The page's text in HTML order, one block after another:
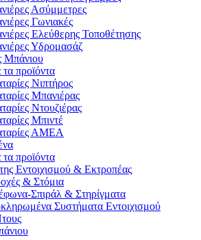
Ασύμμετρες
Γωνιακές
Ελεύθερης Τοποθέτησης
Υδρομασάζ
Μπάνιου
προϊόντα
Νιπτήρος
Μπανιέρας
Ντουζιέρας
Μπιντέ
ΑΜΕΑ
προϊόντα
Εντοιχισμού & Εκτροπέας
& Στόμια
Σπιράλ & Στηρίγματα
Συστήματα Εντοιχισμού